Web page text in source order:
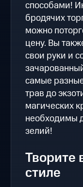
способами!
бродячих
можно
цену. Вы
свои руки и
самые
трав до
магических
необходимы
зелий!
Творите
стиле